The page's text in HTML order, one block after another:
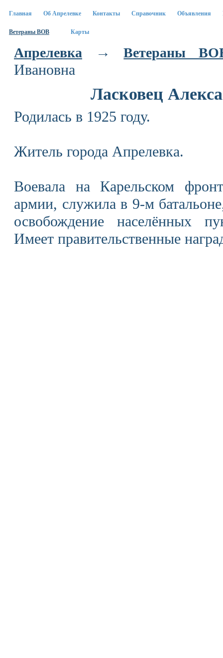
Главная Об Апрелевке Контакты Справочник Объявления
Ветераны ВОВ Карты
Апрелевка →Ветераны
Ивановна
Ласковец
Родилась в 1925 году.
Житель города Апрелевка.
Воевала на Карельском
армии, служила в 9-м
освобождение населённых
Имеет правительственные